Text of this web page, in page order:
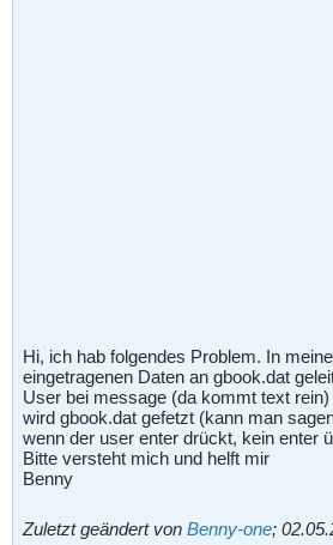
Hi, ich hab folgendes Problem. In
eingetragenen Daten an gbook.dat
User bei message (da kommt text
wird gbook.dat gefetzt (kann man
wenn der user enter drückt, kein enter
Bitte versteht mich und helft mir
Benny
Zuletzt geändert von Benny-one;